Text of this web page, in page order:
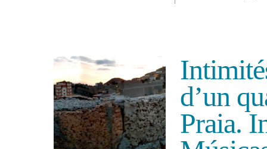
d’un
Praia.